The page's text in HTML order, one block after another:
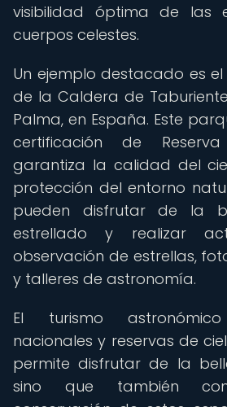
visibilidad óptima de las
cuerpos celestes.
Un ejemplo destacado es
de la Caldera de
Palma, en España. Este
certificación de
garantiza la calidad del
protección del entorno
pueden disfrutar de la
estrellado y realizar
observación de estrellas,
y talleres de astronomía.
El turismo
nacionales y reservas de
permite disfrutar de la
sino que también